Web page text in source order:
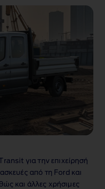
για την επιχείρησή
από τη Ford και
και άλλες χρήσιμες